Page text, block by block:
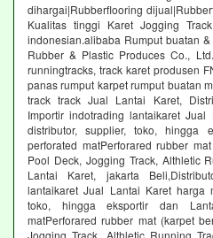
dihargai|Rubberflooring
Kualitas tinggi Karet Jogging
indonesian.alibaba Rumput buatan
Rubber & Plastic Produces Co.,
runningtracks, track karet produsen
panas rumput karpet rumput buatan
track track Jual Lantai Karet,
Importir indotrading lantaikaret
distributor, supplier, toko, hingga
perforated matPerforared rubber
Pool Deck, Jogging Track, Althletic
Lantai Karet, jakarta
lantaikaret Jual Lantai Karet harga
toko, hingga eksportir dan
matPerforared rubber mat (karpet